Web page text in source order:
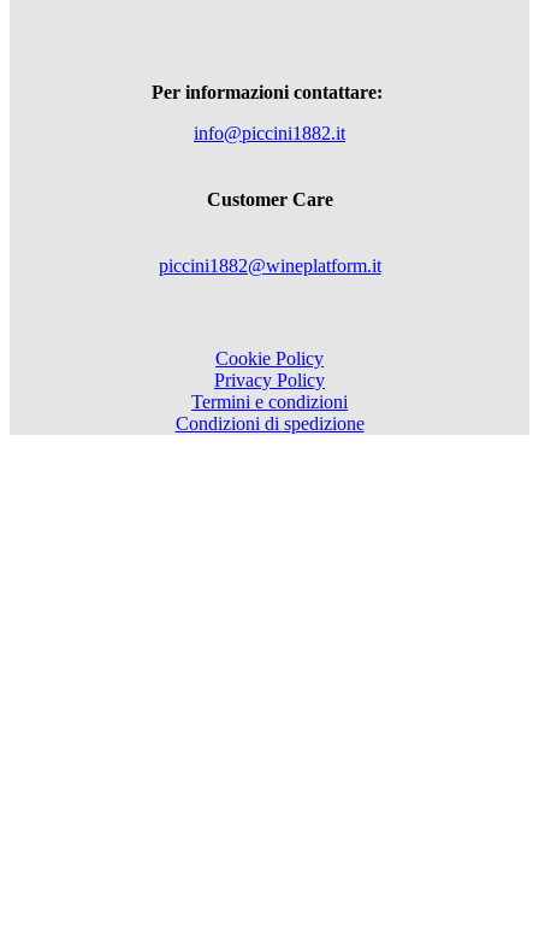
Per informazioni contattare:
info@piccini1882.it
Customer Care
piccini1882@wineplatform.it
Cookie Policy
Privacy Policy
Termini e condizioni
Condizioni di spedizione